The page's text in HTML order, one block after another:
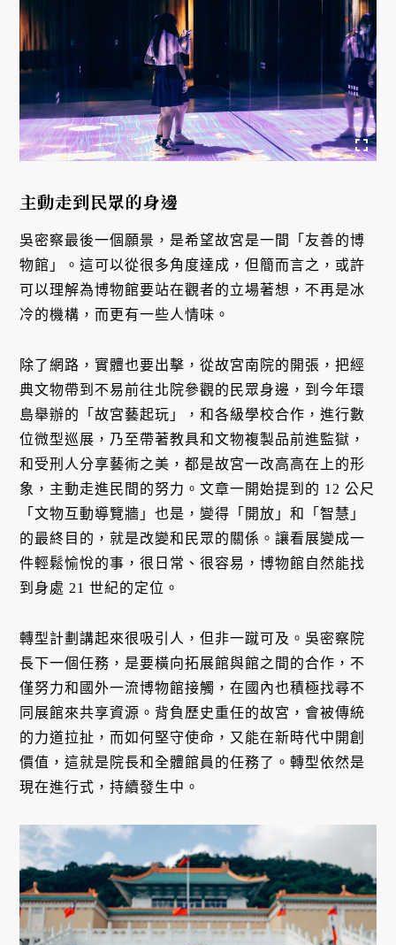
主動走到民眾的身邊
吳密察最後一個願景，是希望故宮是一間「友善的博
物館」。這可以從很多角度達成，但簡而言之，或許
可以理解為博物館要站在觀者的立場著想，不再是冰
冷的機構，而更有一些人情味。
除了網路，實體也要出擊，從故宮南院的開張，把經
典文物帶到不易前往北院參觀的民眾身邊，到今年環
島舉辦的「故宮藝起玩」，和各級學校合作，進行數
位微型巡展，乃至帶著教具和文物複製品前進監獄，
和受刑人分享藝術之美，都是故宮一改高高在上的形
象，主動走進民間的努力。文章一開始提到的 12 公尺
「文物互動導覽牆」也是，變得「開放」和「智慧」
的最終目的，就是改變和民眾的關係。讓看展變成一
件輕鬆愉悅的事，很日常、很容易，博物館自然能找
到身處 21 世紀的定位。
轉型計劃講起來很吸引人，但非一蹴可及。吳密察院
長下一個任務，是要橫向拓展館與館之間的合作，不
僅努力和國外一流博物館接觸，在國內也積極找尋不
同展館來共享資源。背負歷史重任的故宮，會被傳統
的力道拉扯，而如何堅守使命，又能在新時代中開創
價值，這就是院長和全體館員的任務了。轉型依然是
現在進行式，持續發生中。